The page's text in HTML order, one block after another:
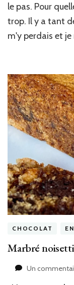
le pas. Pour
trop. Il y a tant
m'y perdais et
CHOCOLAT
Marbré
Un